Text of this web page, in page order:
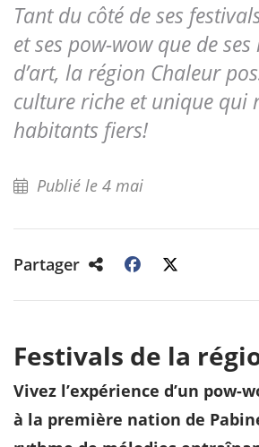
Tant du côté de ses
et ses pow-wow que de
d’art, la région Chaleur
culture riche et unique qui
habitants fiers!
Publié le 4 mai
Partager
Festivals de la
Vivez l’expérience d’un pow-
à la première nation de